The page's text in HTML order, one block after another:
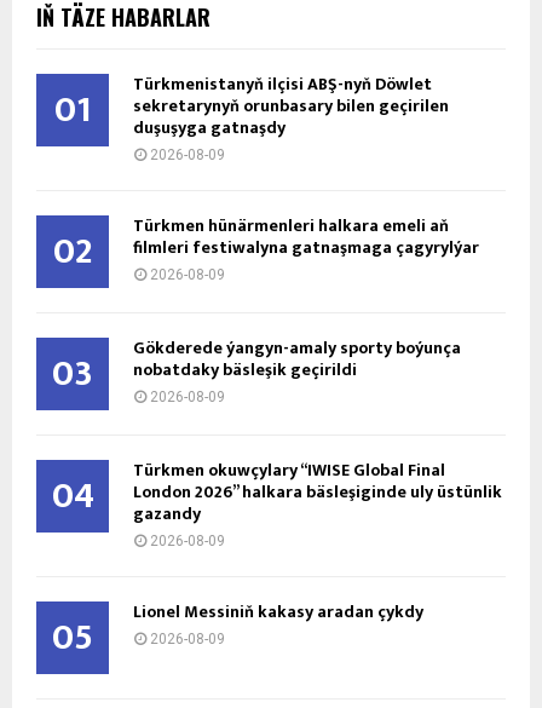
IŇ TÄZE HABARLAR
01 Türkmenistanyň ilçisi ABŞ-nyň Döwlet
sekretarynyň orunbasary bilen geçirilen
duşuşyga gatnaşdy
2026-08-09
02 Türkmen hünärmenleri halkara emeli aň
filmleri festiwalyna gatnaşmaga çagyrylýar
2026-08-09
03 Gökderede ýangyn-amaly sporty boýunça
nobatdaky bäsleşik geçirildi
2026-08-09
04 Türkmen okuwçylary “IWISE Global Final
London 2026” halkara bäsleşiginde uly üstünlik
gazandy
2026-08-09
05 Lionel Messiniň kakasy aradan çykdy
2026-08-09